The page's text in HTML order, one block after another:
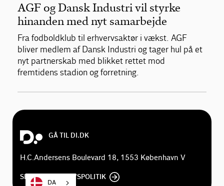
AGF og Dansk Industri vil styrke
hinanden med nyt samarbejde
Fra fodboldklub til erhvervsaktør i vækst. AGF
bliver medlem af Dansk Industri og tager hul på et
nyt partnerskab med blikket rettet mod
fremtidens stadion og forretning.
GÅ TIL DI.DK
H.C.Andersens Boulevard 18, 1553 København V
SE DI'S PRIVATLIVSPOLITIK
DA